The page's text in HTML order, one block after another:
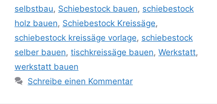
selbstbau, Schiebestock bauen, schiebestock
holz bauen, Schiebestock Kreissäge,
schiebestock kreissäge vorlage, schiebestock
selber bauen, tischkreissäge bauen, Werkstatt,
werkstatt bauen
Schreibe einen Kommentar